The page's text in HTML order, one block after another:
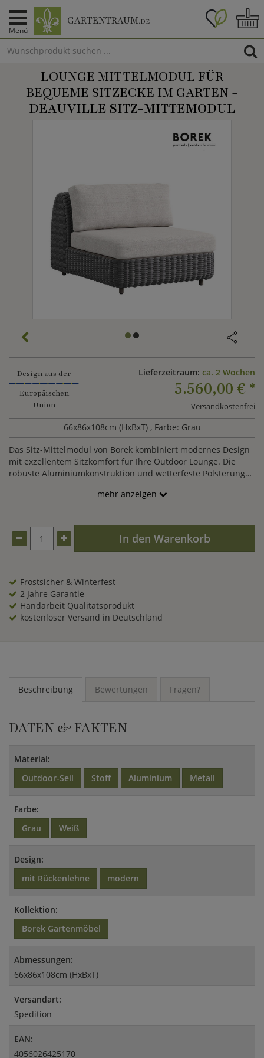
Menü
GARTENTRAUM.DE
LOUNGE MITTELMODUL FÜR
BEQUEME SITZECKE IM GARTEN -
DEAUVILLE SITZ-MITTEMODUL
Design aus der
Europäischen
Union
Lieferzeitraum: ca. 2 Wochen
5.560,00 € *
Versandkostenfrei
66x86x108cm (HxBxT) , Farbe: Grau
Das Sitz-Mittelmodul von Borek kombiniert modernes Design
mit exzellentem Sitzkomfort für Ihre Outdoor Lounge. Die
robuste Aluminiumkonstruktion und wetterfeste Polsterung
klaren Linien fügt es sich harmonisch in verschiedenste
Garten- und Terrassenkonzepte ein. Als flexibles Element
zu individuellen Lounge-Landschaften kombinieren.
mehr anzeigen
In den Warenkorb
Frostsicher & Winterfest
2 Jahre Garantie
Handarbeit Qualitätsprodukt
kostenloser Versand in Deutschland
Beschreibung Bewertungen Fragen?
DATEN & FAKTEN
Material:
Outdoor-Seil
Stoff Aluminium Metall
Farbe:
Grau
Weiß
Design:
mit Rückenlehne
modern
Kollektion:
Borek Gartenmöbel
Abmessungen:
66x86x108cm (HxBxT)
Versandart:
Spedition
EAN:
4056026425170